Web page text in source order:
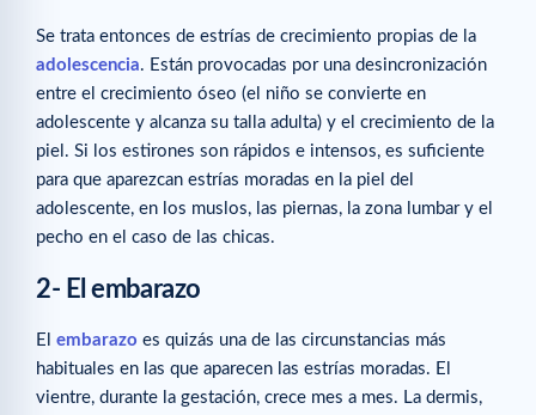
Se trata entonces de estrías de crecimiento propias de la
adolescencia. Están provocadas por una desincronización
entre el crecimiento óseo (el niño se convierte en
adolescente y alcanza su talla adulta) y el crecimiento de la
piel. Si los estirones son rápidos e intensos, es suficiente
para que aparezcan estrías moradas en la piel del
adolescente, en los muslos, las piernas, la zona lumbar y el
pecho en el caso de las chicas.
2- El embarazo
El embarazo es quizás una de las circunstancias más
habituales en las que aparecen las estrías moradas. El
vientre, durante la gestación, crece mes a mes. La dermis,